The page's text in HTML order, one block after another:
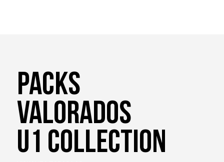
PACKS
VALORADOS
U1 COLLECTION